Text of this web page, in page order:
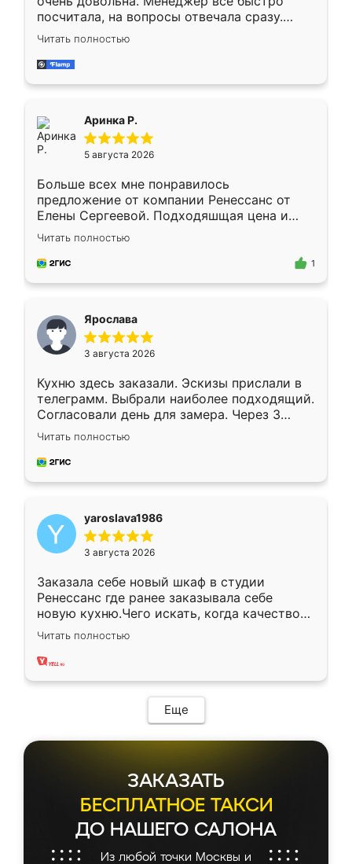
посчитала, на вопросы отвечала сразу.
Замерщик приехал в субботу, подошёл к
делу со всей ответственностью. Собрали
за день, ребята работали аккуратно, даже
Читать полностью
Аринка Р.
5 августа 2026
Больше всех мне понравилось
предложение от компании Ренессанс от
Елены Сергеевой. Подходяшщая цена и
короткие сроки изготовления. Приехавший
для замера сотрудник Владислав
предложил по моему эскизу самый
Читать полностью
1
Ярослава
3 августа 2026
Кухню здесь заказали. Эскизы прислали в
телеграмм. Выбрали наиболее подходящий.
Согласовали день для замера. Через 3
недели кухня была уже готова. Остались
довольны работой. Спасибо Ренессанс
мебель за качественную работу!
Читать полностью
yaroslava1986
3 августа 2026
Заказала себе новый шкаф в студии
Ренессанс где ранее заказывала себе
новую кухню.Чего искать, когда качеством
вполне довольна. Служит кухня уже почти
два года, нареканий нет.
Читать полностью
Еще
ЗАКАЗАТЬ
БЕСПЛАТНОЕ ТАКСИ
ДО НАШЕГО САЛОНА
Из любой точки Москвы и